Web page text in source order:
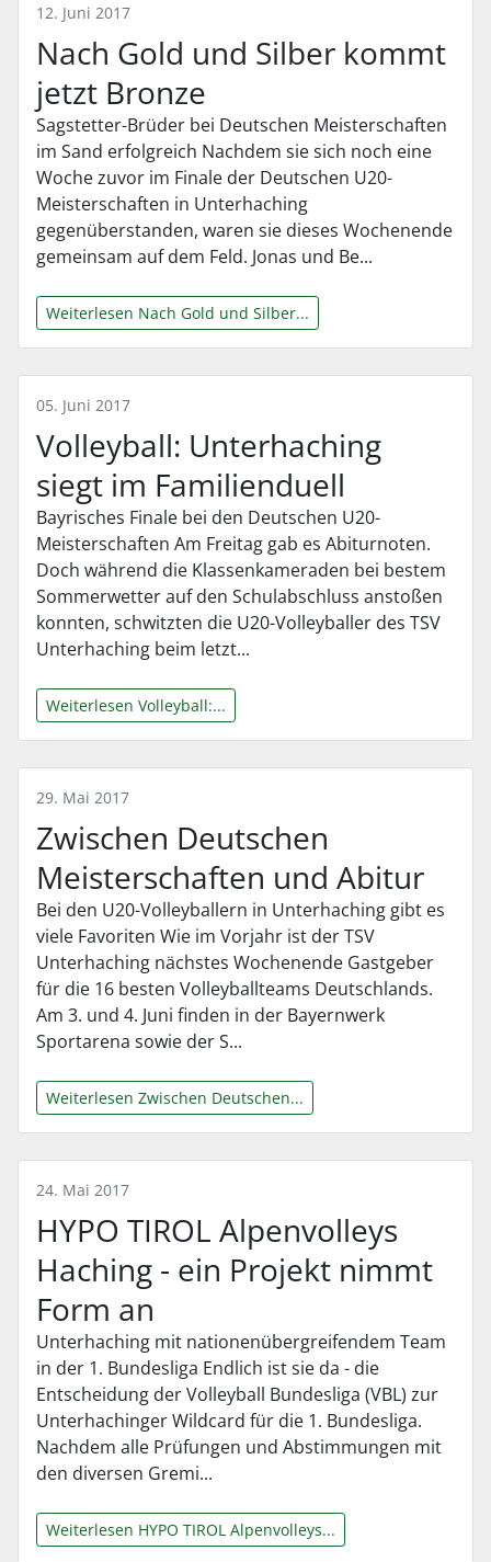
12. Juni 2017
Nach Gold und Silber kommt
jetzt Bronze
Sagstetter-Brüder bei Deutschen Meisterschaften
im Sand erfolgreich Nachdem sie sich noch eine
Woche zuvor im Finale der Deutschen U20-
Meisterschaften in Unterhaching
gegenüberstanden, waren sie dieses Wochenende
gemeinsam auf dem Feld. Jonas und Be...
Weiterlesen Nach Gold und Silber...
05. Juni 2017
Volleyball: Unterhaching
siegt im Familienduell
Bayrisches Finale bei den Deutschen U20-
Meisterschaften Am Freitag gab es Abiturnoten.
Doch während die Klassenkameraden bei bestem
Sommerwetter auf den Schulabschluss anstoßen
konnten, schwitzten die U20-Volleyballer des TSV
Unterhaching beim letzt...
Weiterlesen Volleyball:...
29. Mai 2017
Zwischen Deutschen
Meisterschaften und Abitur
Bei den U20-Volleyballern in Unterhaching gibt es
viele Favoriten Wie im Vorjahr ist der TSV
Unterhaching nächstes Wochenende Gastgeber
für die 16 besten Volleyballteams Deutschlands.
Am 3. und 4. Juni finden in der Bayernwerk
Sportarena sowie der S...
Weiterlesen Zwischen Deutschen...
24. Mai 2017
HYPO TIROL Alpenvolleys
Haching - ein Projekt nimmt
Form an
Unterhaching mit nationenübergreifendem Team
in der 1. Bundesliga Endlich ist sie da - die
Entscheidung der Volleyball Bundesliga (VBL) zur
Unterhachinger Wildcard für die 1. Bundesliga.
Nachdem alle Prüfungen und Abstimmungen mit
den diversen Gremi...
Weiterlesen HYPO TIROL Alpenvolleys...